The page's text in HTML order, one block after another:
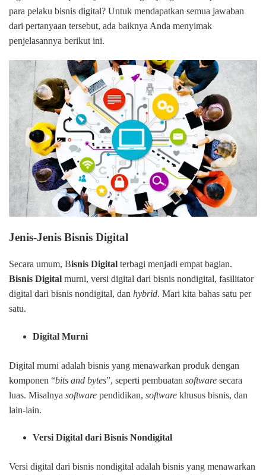
para pelaku bisnis digital? Untuk mendapatkan semua jawaban
dari pertanyaan tersebut, ada baiknya Anda menyimak
penjelasannya berikut ini.
Jenis-Jenis Bisnis Digital
Secara umum, Bisnis Digital terbagi menjadi empat bagian.
Bisnis Digital murni, versi digital dari bisnis nondigital, fasilitator
digital dari bisnis nondigital, dan hybrid. Mari kita bahas satu per
satu.
Digital Murni
Digital murni adalah bisnis yang menawarkan produk dengan
komponen “bits and bytes”, seperti pembuatan software secara
luas. Misalnya software pendidikan, software khusus bisnis, dan
lain-lain.
Versi Digital dari Bisnis Nondigital
Versi digital dari bisnis nondigital adalah bisnis yang menawarkan